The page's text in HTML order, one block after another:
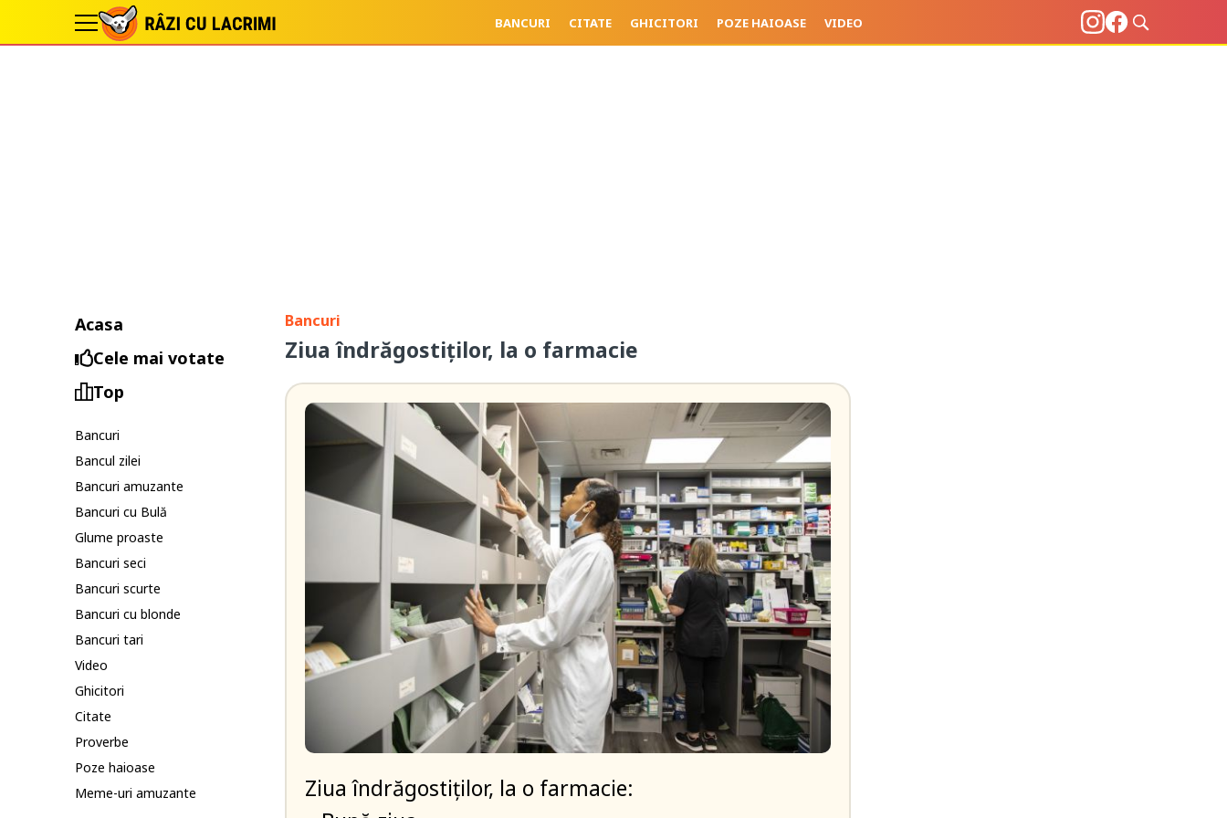
BANCURI CITATE GHICITORI POZE HAIOASE VIDEO
Acasa
Cele mai votate
Top
Bancuri
Bancul zilei
Bancuri amuzante
Bancuri cu Bulă
Glume proaste
Bancuri seci
Bancuri scurte
Bancuri cu blonde
Bancuri tari
Video
Ghicitori
Citate
Proverbe
Poze haioase
Meme-uri amuzante
Bancuri
Ziua îndrăgostiților, la o farmacie
Ziua îndrăgostiților, la o farmacie: